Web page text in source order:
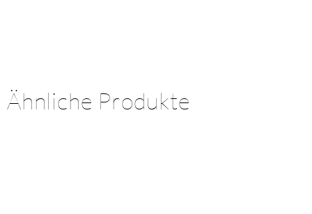
Ähnliche Produkte